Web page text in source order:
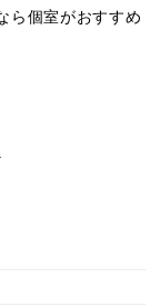
ら個室がおすすめ